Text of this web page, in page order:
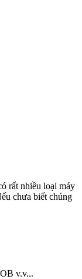
rất nhiều loại máy
chưa biết chúng
v.v...